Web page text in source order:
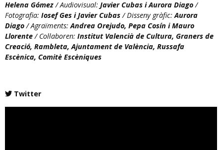
Helena Gómez/ Audiovisual: Javier Cubas i Aurora Diago/
Fotografia: Iosef Ges i Javier Cubas/ Disseny gràfic:Aurora
Diago/ Agraïments:Andrea Orejudo, Pepa Cosín i Mauro
Llorente/ Col·laboren: Institut Valencià de Cultura, Graners de
Creació, Rambleta, Ajuntament de València, Russafa
Escènica, Comitè Escèniques
Twitter